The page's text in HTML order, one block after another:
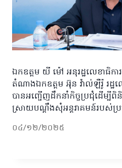
ឯកឧត្តម យី ម៉ៅ អនុរដ្ឋលេខាធិកា
តំណាងឯកឧត្តម អ៊ុន វ៉ាល់ឡឺរ៉ូ រដ្ឋល
បានអញ្ជើញដឹកនាំកិច្ចប្រជុំដើម្បីពិ
ស្រាយបណ្តឹងសុំអន្តរាគមន៍របស់ប្រ
០៤/១២/២០២៥